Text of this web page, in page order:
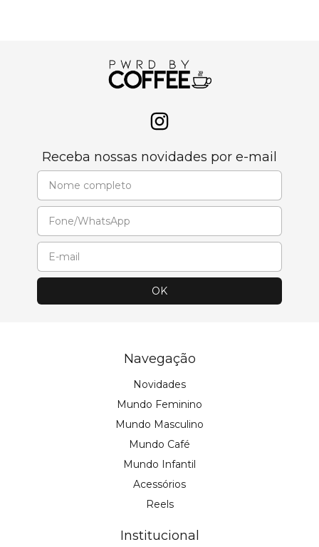
Receba nossas novidades por e-mail
Navegação
Novidades
Mundo Feminino
Mundo Masculino
Mundo Café
Mundo Infantil
Acessórios
Reels
Institucional